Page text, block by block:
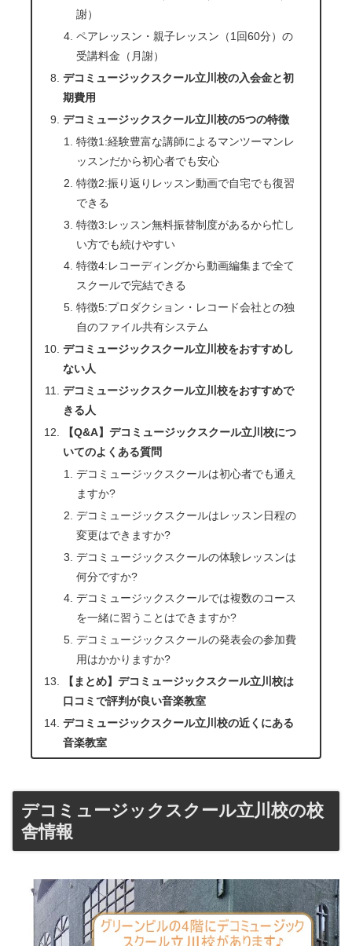
謝）
ペアレッスン・親子レッスン（1回60分）の
受講料金（月謝）
デコミュージックスクール立川校の入会金と初
期費用
デコミュージックスクール立川校の5つの特徴
特徴1:経験豊富な講師によるマンツーマンレ
ッスンだから初心者でも安心
特徴2:振り返りレッスン動画で自宅でも復習
できる
特徴3:レッスン無料振替制度があるから忙し
い方でも続けやすい
特徴4:レコーディングから動画編集まで全て
スクールで完結できる
特徴5:プロダクション・レコード会社との独
自のファイル共有システム
デコミュージックスクール立川校をおすすめし
ない人
デコミュージックスクール立川校をおすすめで
きる人
【Q&A】デコミュージックスクール立川校につ
いてのよくある質問
デコミュージックスクールは初心者でも通え
ますか?
デコミュージックスクールはレッスン日程の
変更はできますか?
デコミュージックスクールの体験レッスンは
何分ですか?
デコミュージックスクールでは複数のコース
を一緒に習うことはできますか?
デコミュージックスクールの発表会の参加費
用はかかりますか?
【まとめ】デコミュージックスクール立川校は
口コミで評判が良い音楽教室
デコミュージックスクール立川校の近くにある
音楽教室
デコミュージックスクール立川校の校
舎情報